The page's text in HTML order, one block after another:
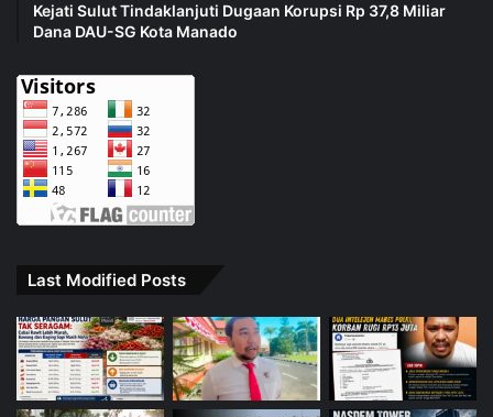
Kejati Sulut Tindaklanjuti Dugaan Korupsi Rp 37,8 Miliar
Dana DAU-SG Kota Manado
Last Modified Posts